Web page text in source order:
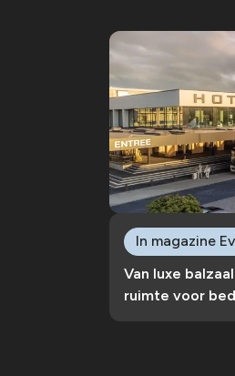
Van luxe
ruimte voor
In magazine